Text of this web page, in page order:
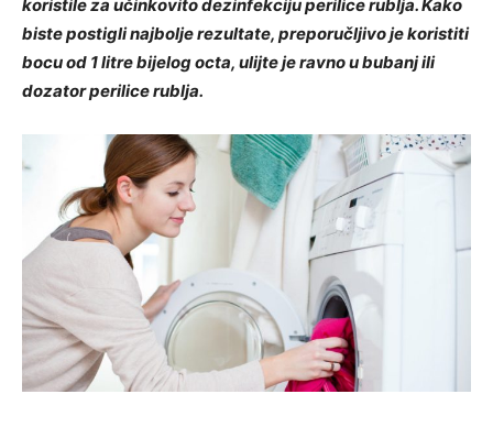
koristile za učinkovito dezinfekciju perilice rublja. Kako
biste postigli najbolje rezultate, preporučljivo je koristiti
bocu od 1 litre bijelog octa, ulijte je ravno u bubanj ili
dozator perilice rublja.